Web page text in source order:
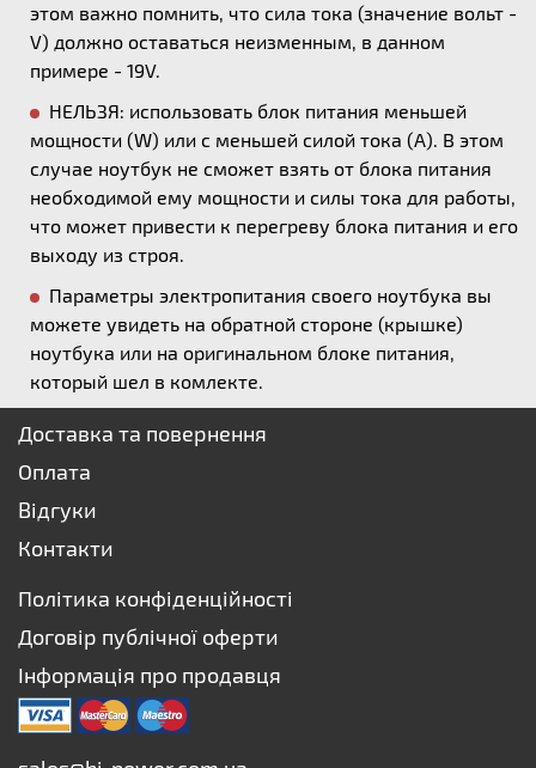
этом важно помнить, что сила тока (значение вольт -
V) должно оставаться неизменным, в данном
примере - 19V.
НЕЛЬЗЯ: использовать блок питания меньшей
мощности (W) или с меньшей силой тока (А). В этом
случае ноутбук не сможет взять от блока питания
необходимой ему мощности и силы тока для работы,
что может привести к перегреву блока питания и его
выходу из строя.
Параметры электропитания своего ноутбука вы
можете увидеть на обратной стороне (крышке)
ноутбука или на оригинальном блоке питания,
который шел в комлекте.
Доставка та повернення
Оплата
Відгуки
Контакти
Політика конфіденційності
Договір публічної оферти
Інформація про продавця